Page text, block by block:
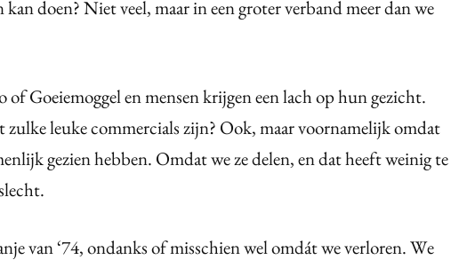
kan doen? Niet veel, maar in een groter verband meer dan we
of Goeiemoggel en mensen krijgen een lach op hun gezicht.
leuke commercials zijn? Ook, maar voornamelijk omdat
gezien hebben. Omdat we ze delen, en dat heeft weinig te
van ‘74, ondanks of misschien wel omdát we verloren. We